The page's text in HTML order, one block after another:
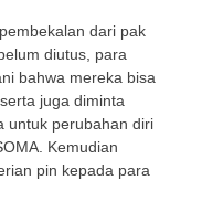
dari pak
diutus, para
bahwa mereka bisa
juga diminta
untuk perubahan diri
Kemudian
pin kepada para